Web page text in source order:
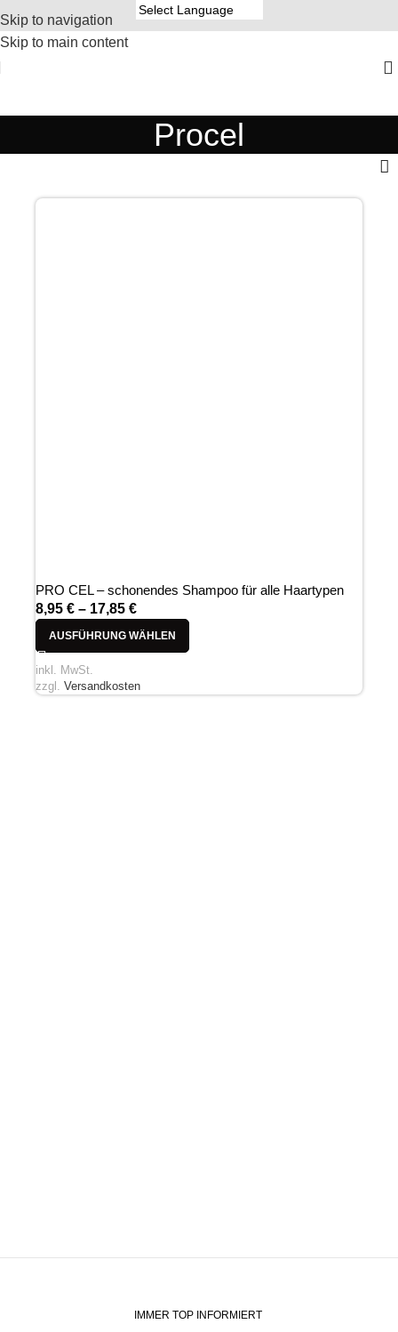
Skip to navigation
Skip to main content
Procel
PRO CEL – schonendes Shampoo für alle Haartypen
8,95 € – 17,85 €
AUSFÜHRUNG WÄHLEN
inkl. MwSt.
zzgl. Versandkosten
IMMER TOP INFORMIERT